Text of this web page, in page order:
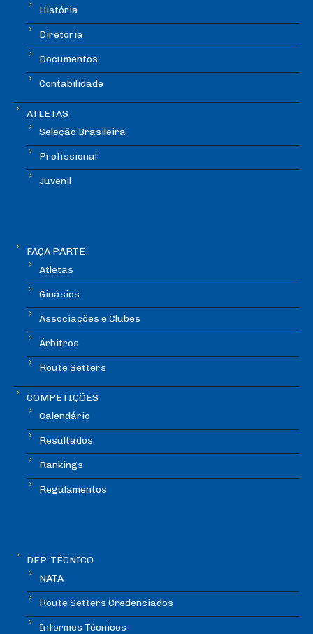
História
Diretoria
Documentos
Contabilidade
ATLETAS
Seleção Brasileira
Profissional
Juvenil
FAÇA PARTE
Atletas
Ginásios
Associações e Clubes
Árbitros
Route Setters
COMPETIÇÕES
Calendário
Resultados
Rankings
Regulamentos
DEP. TÉCNICO
NATA
Route Setters Credenciados
Informes Técnicos